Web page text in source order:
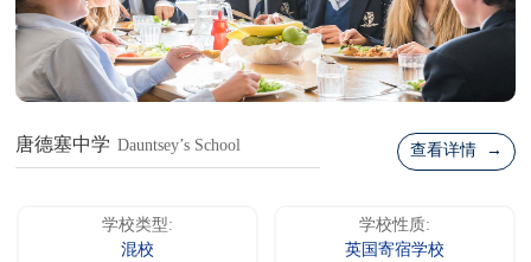
唐德塞中学 Dauntsey’s School 查看详情 →
学校类型:
混校
学校性质:
英国寄宿学校